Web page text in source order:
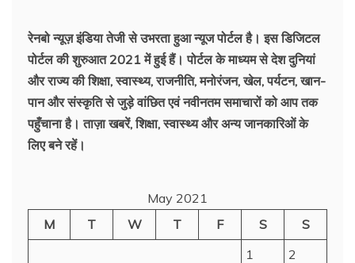
रेनबो न्यूज़ इंडिया तेजी से उभरता हुआ न्‍यूज पोर्टल है। इस डिजिटल
पोर्टल की शुरुआत 2021 में हुई हैं। पोर्टल के माध्यम से देश दुनियां
और राज्य की शिक्षा, स्वास्थ्य, राजनीति, मनोरंजन, खेल, पर्यटन, खान-
पान और संस्कृति से जुड़े वांछित एवं नवीनतम समाचारों को आप तक
पहुँचाना है। ताज़ा खबरें, शिक्षा, स्वास्थ्य और अन्य जानकारिओं के
लिए बने रहें।
May 2021
M
T W T F S
S
1
2